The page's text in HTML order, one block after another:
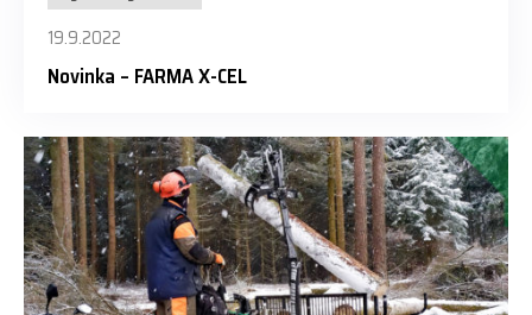
19.9.2022
Novinka – FARMA X-CEL